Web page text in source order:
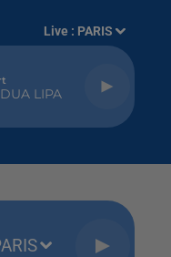
Live : PARIS
LIPA